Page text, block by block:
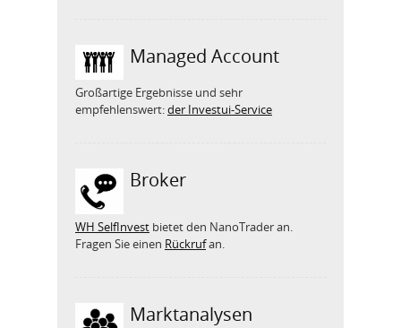
Managed Account
Großartige Ergebnisse und sehr
empfehlenswert:der Investui-Service
Broker
WH SelfInvest bietet den NanoTrader an.
Fragen Sie einen Rückrufan.
Marktanalysen